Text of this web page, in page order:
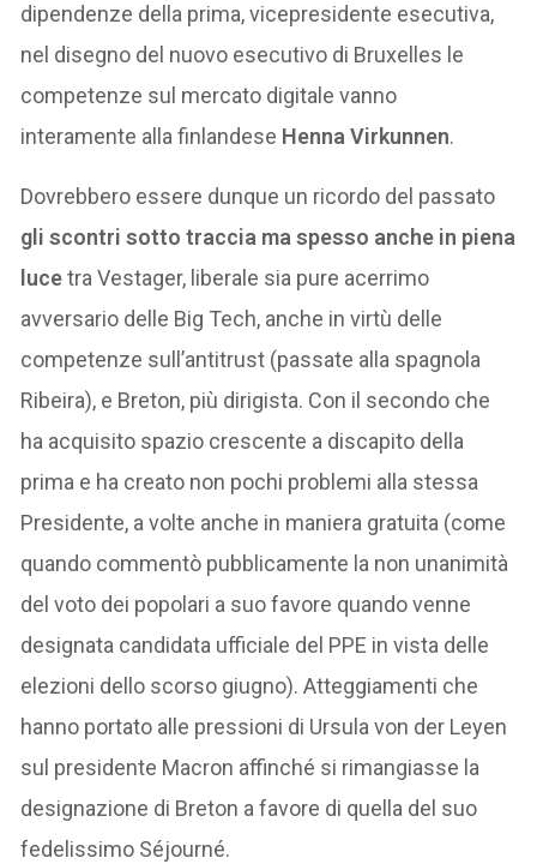
dipendenze della prima, vicepresidente esecutiva,
nel disegno del nuovo esecutivo di Bruxelles le
competenze sul mercato digitale vanno
interamente alla finlandese Henna Virkunnen.
Dovrebbero essere dunque un ricordo del passato
gli scontri sotto traccia ma spesso anche in piena
lucetra Vestager, liberale sia pure acerrimo
avversario delle Big Tech, anche in virtù delle
competenze sull’antitrust (passate alla spagnola
Ribeira), e Breton, più dirigista. Con il secondo che
ha acquisito spazio crescente a discapito della
prima e ha creato non pochi problemi alla stessa
Presidente, a volte anche in maniera gratuita (come
quando commentò pubblicamente la non unanimità
del voto dei popolari a suo favore quando venne
designata candidata ufficiale del PPE in vista delle
elezioni dello scorso giugno). Atteggiamenti che
hanno portato alle pressioni di Ursula von der Leyen
sul presidente Macron affinché si rimangiasse la
designazione di Breton a favore di quella del suo
fedelissimo Séjourné.